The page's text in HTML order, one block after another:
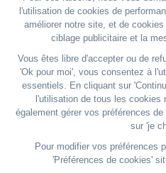
FRENCH
Auberge
Col de la Couillole Roubion